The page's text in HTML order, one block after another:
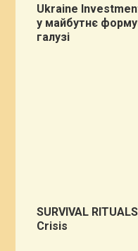
Ukraine
у майбутнє
галузі
SURVIVAL
Crisis